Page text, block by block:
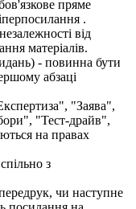
пряме
.
від
матеріалів.
- повинна бути
абзаці
"Заява",
"Тест-драйв",
на правах
з
чи наступне